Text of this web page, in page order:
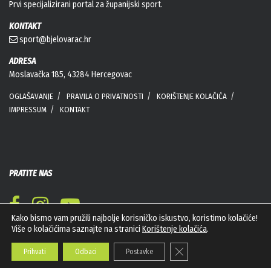
Prvi specijalizirani portal za županijski sport.
KONTAKT
sport@bjelovarac.hr
ADRESA
Moslavačka 185, 43284 Hercegovac
OGLAŠAVANJE PRAVILA O PRIVATNOSTI
KORIŠTENJE KOLAČIĆA
IMPRESSUM
KONTAKT
PRATITE NAS
Bioviro d.o.o. © Sva prava pridržana 2026. Web PEPERIT
Kako bismo vam pružili najbolje korisničko iskustvo, koristimo kolačiće!
Više o kolačićima saznajte na stranici Korištenje kolačića.
Prihvati Odbaci Postavke Close GDPR Cookie Banner